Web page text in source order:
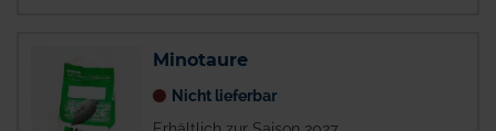
Minotaure
Nicht lieferbar